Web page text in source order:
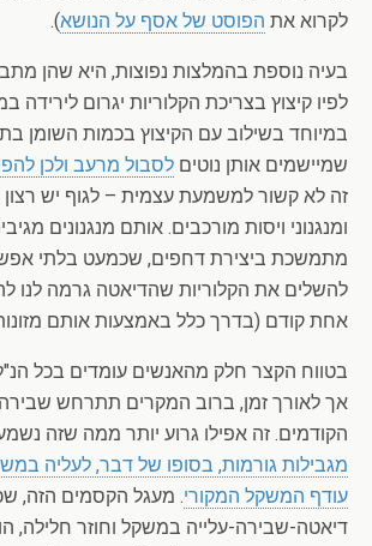
לקרוא את הפוסט של אסף על הנושא).
בעיה נוספת בהמלצות נפוצות, היא שהן
לפיו קיצוץ בצריכת הקלוריות יגרום
במיוחד בשילוב עם הקיצוץ בכמות השומן
שמיישמים אותן נוטים לסבול מרעב ולכן
זה לא קשור למשמעת עצמית – לגוף יש
ומנגנוני ויסות מורכבים. אותם מנגנונים
מתמשכת ביצירת דחפים, שכמעט בלתי
להשלים את הקלוריות שהדיאטה גרמה לנו
אחת קודם (בדרך כלל באמצעות אותם
בטווח הקצר חלק מהאנשים עומדים בכל
אך לאורך זמן, ברוב המקרים תתרחש שבירה
הקודמים. זה אפילו גרוע יותר ממה שזה
מגבילות גורמות, בסופו של דבר, לעליה
עודף המשקל המקורי. מעגל הקסמים הזה,
דיאטה-שבירה-עלייה במשקל וחוזר חלילה,